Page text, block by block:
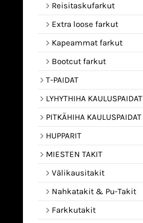
Reisitaskufarkut
Extra loose farkut
Kapeammat farkut
Bootcut farkut
T-PAIDAT
LYHYTHIHA KAULUSPAIDAT
PITKÄHIHA KAULUSPAIDAT
HUPPARIT
MIESTEN TAKIT
Välikausitakit
Nahkatakit & Pu-Takit
Farkkutakit